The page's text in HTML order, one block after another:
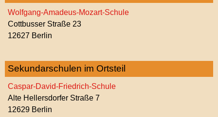
Wolfgang-Amadeus-Mozart-Schule
Cottbusser Straße 23
12627 Berlin
Sekundarschulen im Ortsteil
Caspar-David-Friedrich-Schule
Alte Hellersdorfer Straße 7
12629 Berlin